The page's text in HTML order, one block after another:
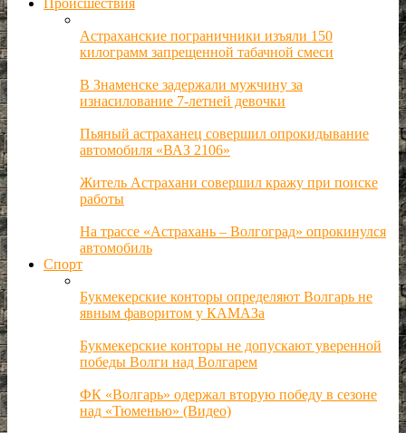
Происшествия
Астраханские пограничники изъяли 150
килограмм запрещенной табачной смеси
В Знаменске задержали мужчину за
изнасилование 7-летней девочки
Пьяный астраханец совершил опрокидывание
автомобиля «ВАЗ 2106»
Житель Астрахани совершил кражу при поиске
работы
На трассе «Астрахань – Волгоград» опрокинулся
автомобиль
Спорт
Букмекерские конторы определяют Волгарь не
явным фаворитом у КАМАЗа
Букмекерские конторы не допускают уверенной
победы Волги над Волгарем
ФК «Волгарь» одержал вторую победу в сезоне
над «Тюменью» (Видео)